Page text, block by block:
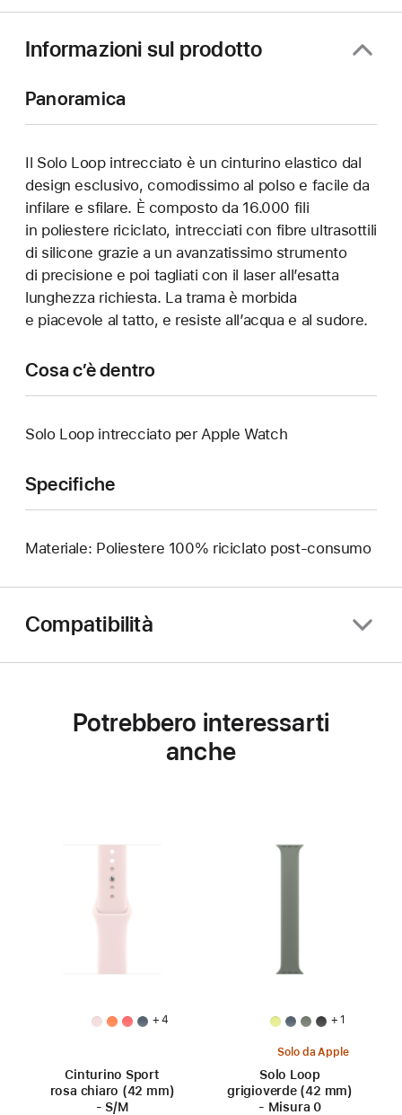
Informazioni sul prodotto
Panoramica
Il Solo Loop intrecciato è un cinturino elastico dal
design esclusivo, comodissimo al polso e facile da
infilare e sfilare. È composto da 16.000 fili
in poliestere riciclato, intrecciati con fibre ultrasottili
di silicone grazie a un avanzatissimo strumento
di precisione e poi tagliati con il laser all’esatta
lunghezza richiesta. La trama è morbida
e piacevole al tatto, e resiste all’acqua e al sudore.
Cosa c’è dentro
Solo Loop intrecciato per Apple Watch
Specifiche
Materiale: Poliestere 100% riciclato post-consumo
Compatibilità
Potrebbero interessarti
anche
+ 4
Cinturino Sport
rosa chiaro (42 mm)
- S/M
+ 1
Solo da Apple
Solo Loop
grigioverde (42 mm)
- Misura 0